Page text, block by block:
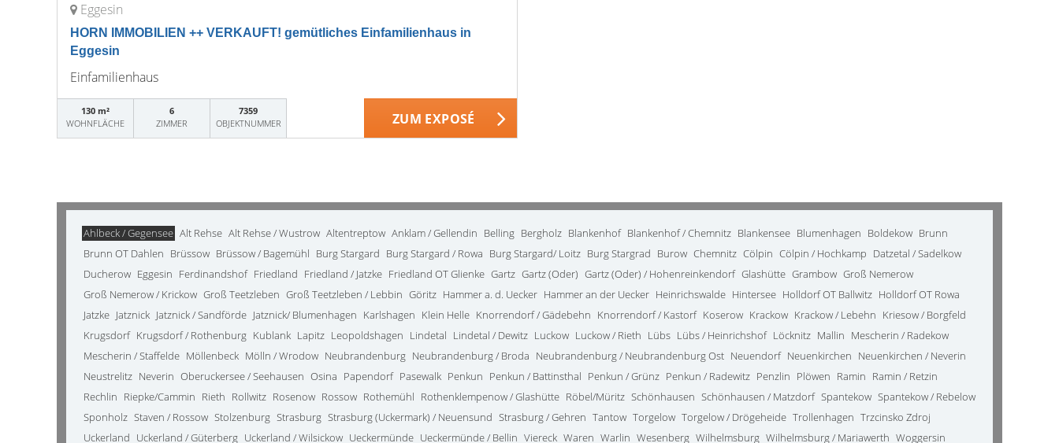
Eggesin
HORN IMMOBILIEN ++ VERKAUFT! gemütliches Einfamilienhaus in
Eggesin
Einfamilienhaus
130 m²
WOHNFLÄCHE
6
ZIMMER
7359
OBJEKTNUMMER
ZUM EXPOSÉ
Ahlbeck / Gegensee Alt Rehse Alt Rehse / Wustrow Altentreptow Anklam / Gellendin Belling Bergholz Blankenhof Blankenhof / Chemnitz Blankensee Blumenhagen Boldekow Brunn
Brunn OT Dahlen Brüssow Brüssow / Bagemühl Burg Stargard Burg Stargard / Rowa Burg Stargard/ Loitz Burg Stargrad Burow Chemnitz Cölpin Cölpin / Hochkamp Datzetal / Sadelkow
Ducherow Eggesin Ferdinandshof Friedland Friedland / Jatzke Friedland OT Glienke Gartz Gartz (Oder) Gartz (Oder) / Hohenreinkendorf Glashütte Grambow Groß Nemerow
Groß Nemerow / Krickow Groß Teetzleben Groß Teetzleben / Lebbin Göritz Hammer a. d. Uecker Hammer an der Uecker Heinrichswalde Hintersee Holldorf OT Ballwitz Holldorf OT Rowa
Jatzke Jatznick Jatznick / Sandförde Jatznick/ Blumenhagen Karlshagen Klein Helle Knorrendorf / Gädebehn Knorrendorf / Kastorf Koserow Krackow Krackow / Lebehn Kriesow / Borgfeld
Krugsdorf Krugsdorf / Rothenburg Kublank Lapitz Leopoldshagen Lindetal Lindetal / Dewitz Luckow Luckow / Rieth Lübs Lübs / Heinrichshof Löcknitz Mallin Mescherin / Radekow
Mescherin / Staffelde Möllenbeck Mölln / Wrodow Neubrandenburg Neubrandenburg / Broda Neubrandenburg / Neubrandenburg Ost Neuendorf Neuenkirchen Neuenkirchen / Neverin
Neustrelitz Neverin Oberuckersee / Seehausen Osina Papendorf Pasewalk Penkun Penkun / Battinsthal Penkun / Grünz Penkun / Radewitz Penzlin Plöwen Ramin Ramin / Retzin
Rechlin Riepke/Cammin Rieth Rollwitz Rosenow Rossow Rothemühl Rothenklempenow / Glashütte Röbel/Müritz Schönhausen Schönhausen / Matzdorf Spantekow Spantekow / Rebelow
Sponholz Staven / Rossow Stolzenburg Strasburg Strasburg (Uckermark) / Neuensund Strasburg / Gehren Tantow Torgelow Torgelow / Drögeheide Trollenhagen Trzcinsko Zdroj
Uckerland Uckerland / Güterberg Uckerland / Wilsickow Ueckermünde Ueckermünde / Bellin Viereck Waren Warlin Wesenberg Wilhelmsburg Wilhelmsburg / Mariawerth Woggersin